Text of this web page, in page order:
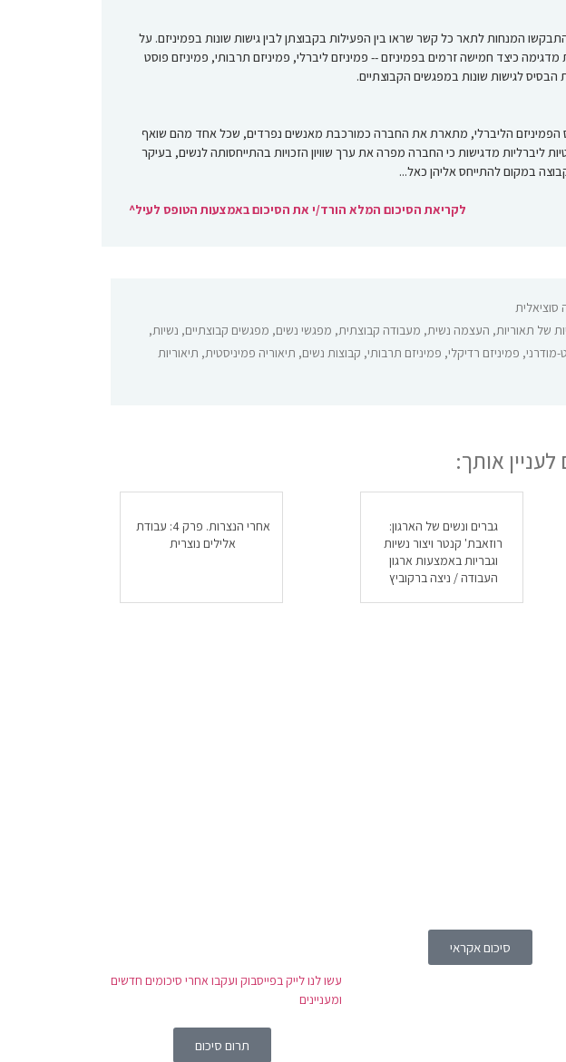
המנחות לתאר כל קשר שראו בין הפעילות בקבוצתן לבין גישות שונות בפמיניזם. על
כיצד חמישה זרמים בפמיניזם -- פמיניזם ליברלי, פמיניזם תרבותי, פמיניזם פוסט
הבסיס לגישות שונות במפגשים הקבוצתיים.
הפמיניזם הליברלי, מתארת את החברה כמורכבת מאנשים נפרדים, שכל אחד מהם שואף
ליברליות מדגישות כי החברה מפרה את ערך שוויון הזכויות בהתייחסותה לנשים, בעיקר
במקום להתייחס אליהן כאל...
לקריאת הסיכום המלא הורד/י את הסיכום באמצעות הטופס לעיל^
סוציאלית
של תאוריות, העצמה נשית, מעבודה קבוצתית, מפגשי נשים, מפגשים קבוצתיים, נשיות,
מודרני, פמיניזם רדיקלי, פמיניזם תרבותי, קבוצות נשים, תיאוריה פמיניסטית, תיאוריות
אותך:
גברים ונשים של הארגון:
רוזאבת' קנטר ויצור נשיות
וגבריות באמצעות ארגון
העבודה / ניצה ברקוביץ
אחרי הנצרות. פרק 4: עבודת
אלילים נוצרית
סיכום אקראי
עשו לנו לייק בפייסבוק ועקבו אחרי סיכומים חדשים
ומעניינים
תרום סיכום